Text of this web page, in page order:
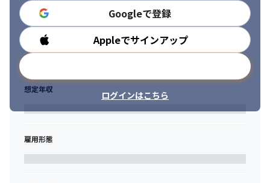
Googleで登録
Appleでサインアップ
ログインはこちら
勤務時間
想定年収
雇用形態